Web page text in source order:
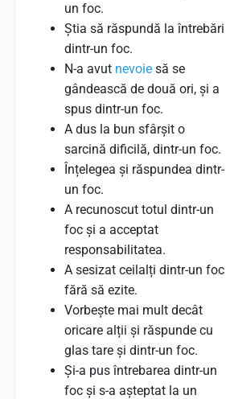
un foc.
Știa să răspundă la întrebări
dintr-un foc.
N-a avut nevoie să se
gândească de două ori, și a
spus dintr-un foc.
A dus la bun sfârșit o
sarcină dificilă, dintr-un foc.
Înțelegea și răspundea dintr-
un foc.
A recunoscut totul dintr-un
foc și a acceptat
responsabilitatea.
A sesizat ceilalți dintr-un foc
fără să ezite.
Vorbește mai mult decât
oricare alții și răspunde cu
glas tare și dintr-un foc.
Și-a pus întrebarea dintr-un
foc și s-a așteptat la un